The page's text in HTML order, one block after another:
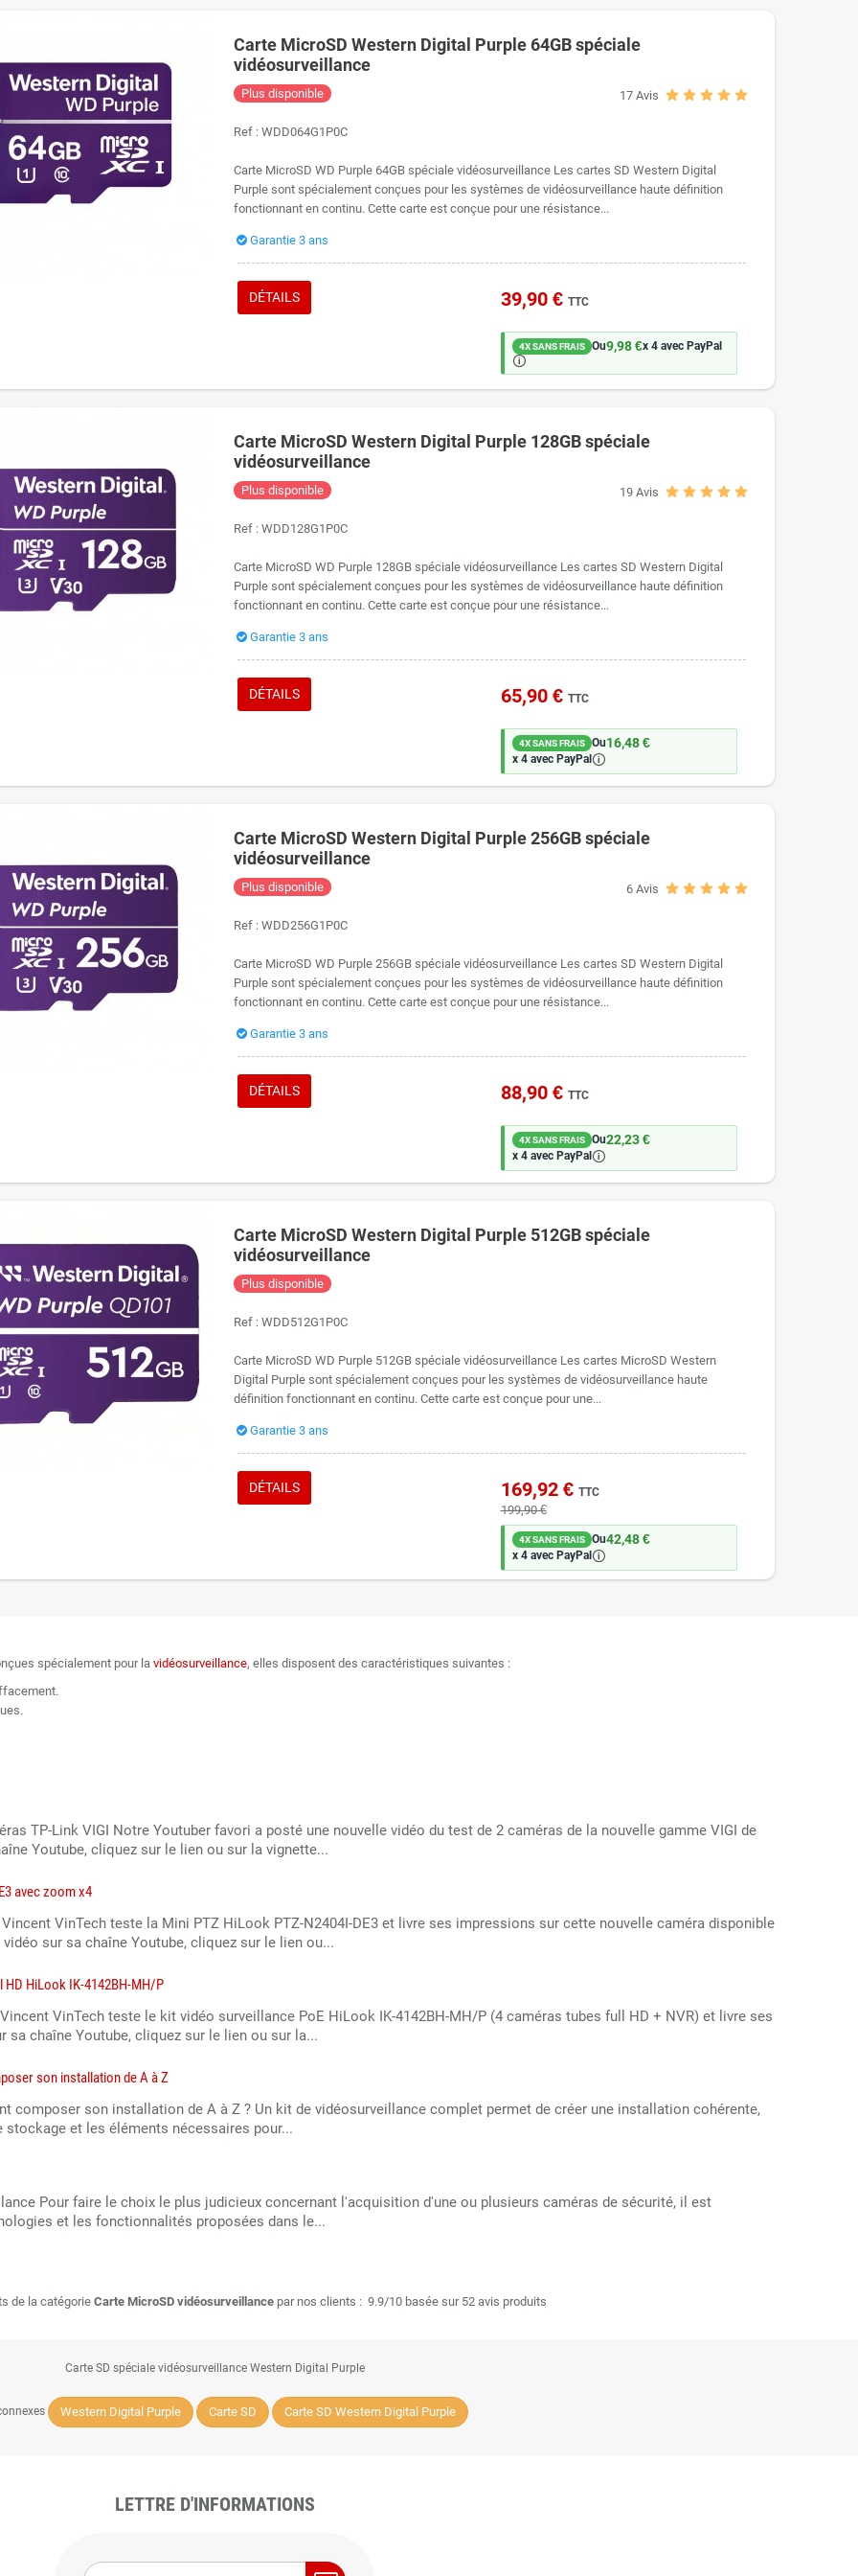
Carte MicroSD Western Digital Purple 64GB spéciale
vidéosurveillance
17Avis
Plus disponible
Ref : WDD064G1P0C
Carte MicroSD WD Purple 64GB spéciale vidéosurveillance Les cartes SD Western Digital
Purple sont spécialement conçues pour les systèmes de vidéosurveillance haute définition
fonctionnant en continu. Cette carte est conçue pour une résistance...
Garantie 3 ans
DÉTAILS 39,90 € TTC
4X SANS FRAIS Ou9,98 €x 4 avec PayPal
🛈
Carte MicroSD Western Digital Purple 128GB spéciale
vidéosurveillance
19Avis
Plus disponible
Ref : WDD128G1P0C
Carte MicroSD WD Purple 128GB spéciale vidéosurveillance Les cartes SD Western Digital
Purple sont spécialement conçues pour les systèmes de vidéosurveillance haute définition
fonctionnant en continu. Cette carte est conçue pour une résistance...
Garantie 3 ans
DÉTAILS 65,90 € TTC
4X SANS FRAIS Ou16,48 €
x 4 avec PayPal🛈
Carte MicroSD Western Digital Purple 256GB spéciale
vidéosurveillance
6Avis
Plus disponible
Ref : WDD256G1P0C
Carte MicroSD WD Purple 256GB spéciale vidéosurveillance Les cartes SD Western Digital
Purple sont spécialement conçues pour les systèmes de vidéosurveillance haute définition
fonctionnant en continu. Cette carte est conçue pour une résistance...
Garantie 3 ans
DÉTAILS 88,90 € TTC
4X SANS FRAIS Ou22,23 €
x 4 avec PayPal🛈
Carte MicroSD Western Digital Purple 512GB spéciale
vidéosurveillance
Plus disponible
Ref : WDD512G1P0C
Carte MicroSD WD Purple 512GB spéciale vidéosurveillance Les cartes MicroSD Western
Digital Purple sont spécialement conçues pour les systèmes de vidéosurveillance haute
définition fonctionnant en continu. Cette carte est conçue pour une...
Garantie 3 ans
DÉTAILS 169,92 € TTC
199,90 €
4X SANS FRAIS Ou42,48 €
x 4 avec PayPal🛈
spécialement pour la vidéosurveillance, elles disposent des caractéristiques suivantes :
TP-Link VIGI Notre Youtuber favori a posté une nouvelle vidéo du test de 2 caméras de la nouvelle gamme VIGI de
Youtube, cliquez sur le lien ou sur la vignette...
avec zoom x4
VinTech teste la Mini PTZ HiLook PTZ-N2404I-DE3 et livre ses impressions sur cette nouvelle caméra disponible
sur sa chaîne Youtube, cliquez sur le lien ou...
HiLook IK-4142BH-MH/P
VinTech teste le kit vidéo surveillance PoE HiLook IK-4142BH-MH/P (4 caméras tubes full HD + NVR) et livre ses
chaîne Youtube, cliquez sur le lien ou sur la...
son installation de A à Z
composer son installation de A à Z ? Un kit de vidéosurveillance complet permet de créer une installation cohérente,
stockage et les éléments nécessaires pour...
Pour faire le choix le plus judicieux concernant l'acquisition d'une ou plusieurs caméras de sécurité, il est
et les fonctionnalités proposées dans le...
de la catégorie Carte MicroSD vidéosurveillancepar nos clients : 9.9/10 basée sur 52 avis produits
Carte SD spéciale vidéosurveillance Western Digital Purple
Western Digital Purple Carte SD Carte SD Western Digital Purple
LETTRE D'INFORMATIONS